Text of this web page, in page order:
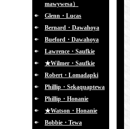
mawywesa）
Glenn・Lucas
Bernard・Dawahoya
Bueford・Dawahoya
Lawrence・Saufkie
★Wilmer・Saufkie
Robert・Lomadapki
Phillip・Sekaquaptewa
Phillip・Honanie
★Watson・Honanie
Bobbie・Tewa